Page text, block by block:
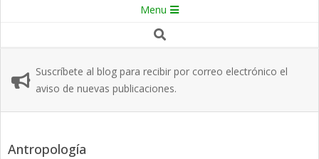
Menu
Search
Suscríbete al blog para recibir por correo electrónico el
aviso de nuevas publicaciones.
Antropología